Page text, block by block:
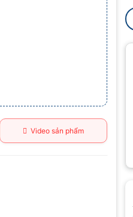
Video sản phẩm